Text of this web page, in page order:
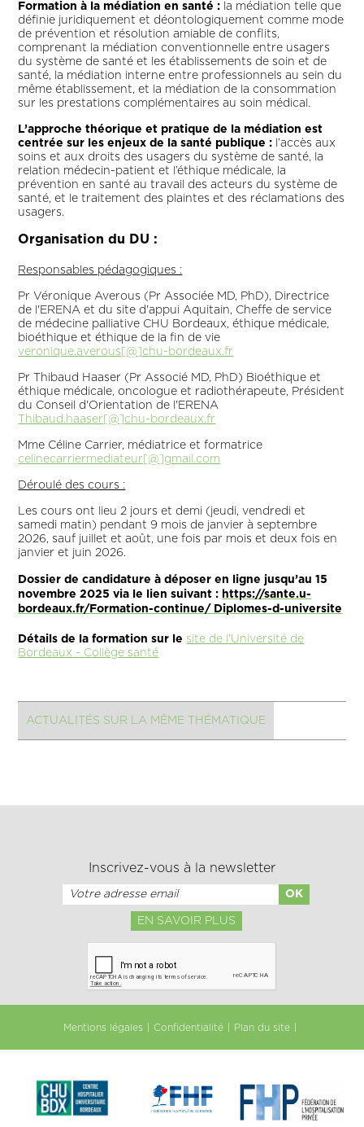
Formation à la médiation en santé : la médiation telle que
définie juridiquement et déontologiquement comme mode
de prévention et résolution amiable de conflits,
comprenant la médiation conventionnelle entre usagers
du système de santé et les établissements de soin et de
santé, la médiation interne entre professionnels au sein du
même établissement, et la médiation de la consommation
sur les prestations complémentaires au soin médical.
L’approche théorique et pratique de la médiation est
centrée sur les enjeux de la santé publique : l’accès aux
soins et aux droits des usagers du système de santé, la
relation médecin-patient et l’éthique médicale, la
prévention en santé au travail des acteurs du système de
santé, et le traitement des plaintes et des réclamations des
usagers.
Organisation du DU :
Responsables pédagogiques :
Pr Véronique Averous (Pr Associée MD, PhD), Directrice
de l'ERENA et du site d'appui Aquitain, Cheffe de service
de médecine palliative CHU Bordeaux, éthique médicale,
bioéthique et éthique de la fin de vie
veronique.averous[@]chu-bordeaux.fr
Pr Thibaud Haaser (Pr Associé MD, PhD) Bioéthique et
éthique médicale, oncologue et radiothérapeute, Président
du Conseil d'Orientation de l'ERENA
Thibaud.haaser[@]chu-bordeaux.fr
Mme Céline Carrier, médiatrice et formatrice
celinecarriermediateur[@]gmail.com
Déroulé des cours :
Les cours ont lieu 2 jours et demi (jeudi, vendredi et
samedi matin) pendant 9 mois de janvier à septembre
2026, sauf juillet et août, une fois par mois et deux fois en
janvier et juin 2026.
Dossier de candidature à déposer en ligne jusqu’au 15
novembre 2025 via le lien suivant : https://sante.u-
bordeaux.fr/Formation-continue/ Diplomes-d-universite
Détails de la formation sur le site de l'Université de
Bordeaux - Collège santé
ACTUALITÉS SUR LA MÊME THÉMATIQUE
Inscrivez-vous à la newsletter
EN SAVOIR PLUS
Mentions légales Confidentialité Plan du site